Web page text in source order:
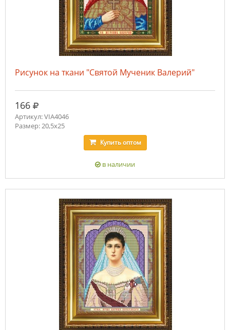
Рисунок на ткани "Святой Мученик Валерий"
166 руб.
Артикул: VIA4046
Размер: 20,5х25
Купитьоптом
в наличии